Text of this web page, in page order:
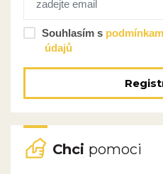
Souhlasím s
údajů
Chci pomoci